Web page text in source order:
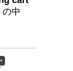
の中